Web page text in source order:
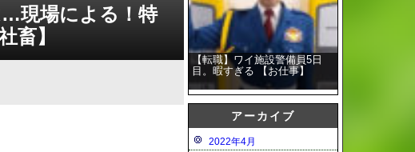
より配信
開催
「聖剣伝説 ECHOES of MANA」公式生放送#3を，9月27日20:00より配信
「聖剣伝説 ECHOES of MANA」“400万DL記念キャンペーン”を開催
…現場による！特
畜】
【転職】ワイ施設警備員5日
目。暇すぎる 【お仕事】
アーカイブ
2022年4月